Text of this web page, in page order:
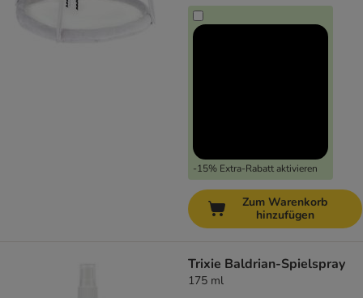
-15% Extra-Rabatt aktivieren
Zum Warenkorb
hinzufügen
Trixie Baldrian-Spielspray
175 ml